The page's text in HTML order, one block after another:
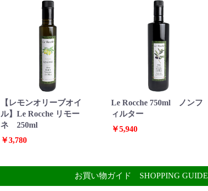
【レモンオリーブオイ
ル】Le Rocche リモー
ネ 250ml
￥3,780
Le Rocche 750ml ノンフ
ィルター
￥5,940
お買い物ガイド SHOPPING GUIDE